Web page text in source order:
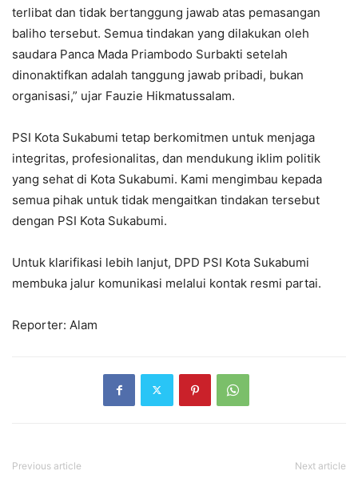
terlibat dan tidak bertanggung jawab atas pemasangan
baliho tersebut. Semua tindakan yang dilakukan oleh
saudara Panca Mada Priambodo Surbakti setelah
dinonaktifkan adalah tanggung jawab pribadi, bukan
organisasi,” ujar Fauzie Hikmatussalam.
PSI Kota Sukabumi tetap berkomitmen untuk menjaga
integritas, profesionalitas, dan mendukung iklim politik
yang sehat di Kota Sukabumi. Kami mengimbau kepada
semua pihak untuk tidak mengaitkan tindakan tersebut
dengan PSI Kota Sukabumi.
Untuk klarifikasi lebih lanjut, DPD PSI Kota Sukabumi
membuka jalur komunikasi melalui kontak resmi partai.
Reporter: Alam
Previous article Next article